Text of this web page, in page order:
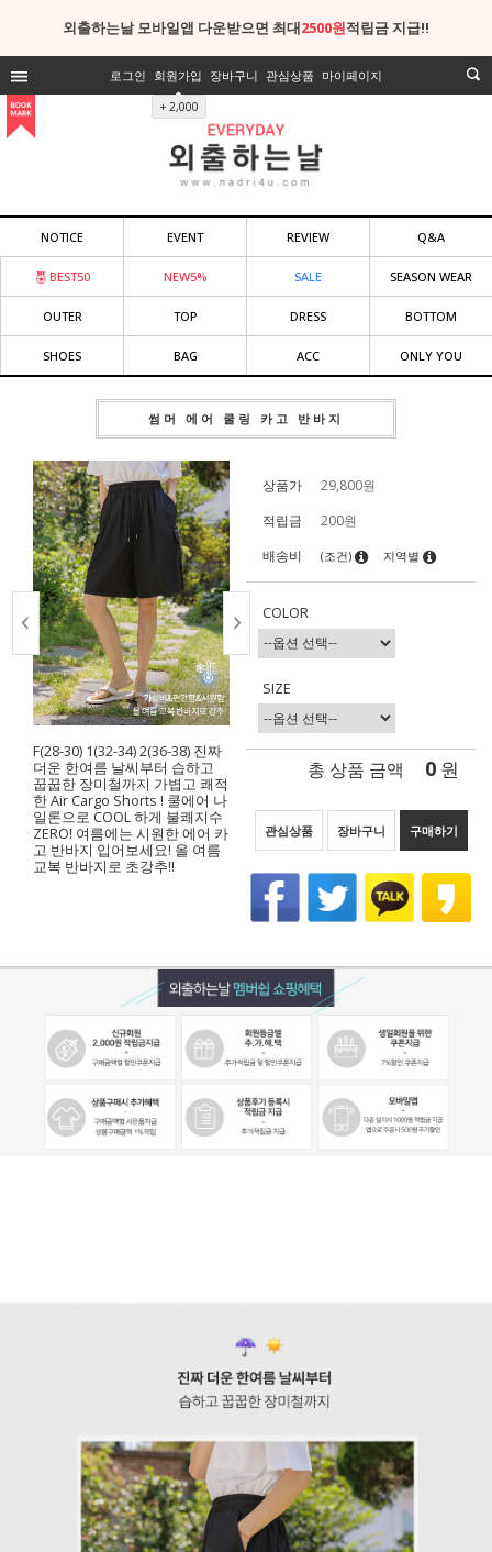
외출하는날 모바일앱 다운받으면 최대2500원적립금 지급!!
로그인 회원가입
+ 2,000
장바구니 관심상품 마이페이지
NOTICE EVENT REVIEW Q&A
BEST50 NEW5% SALE SEASON WEAR
OUTER TOP DRESS BOTTOM
SHOES BAG ACC ONLY YOU
썸머 에어 쿨링 카고 반바지
F(28-30) 1(32-34) 2(36-38) 진짜
더운 한여름 날씨부터 습하고
꿉꿉한 장미철까지 가볍고 쾌적
한 Air Cargo Shorts ! 쿨에어 나
일론으로 COOL 하게 불쾌지수
ZERO! 여름에는 시원한 에어 카
고 반바지 입어보세요! 올 여름
교복 반바지로 초강추!!
상품가 29,800원
적립금
200원
배송비
(조건) 지역별
COLOR
SIZE
총 상품 금액 0 원
관심상품 장바구니 구매하기